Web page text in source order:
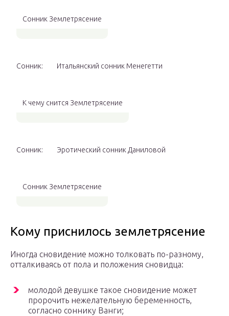
Сонник Землетрясение
Сонник: Итальянский сонник Менегетти
К чему снится Землетрясение
Сонник: Эротический сонник Даниловой
Сонник Землетрясение
Кому приснилось землетрясение
Иногда сновидение можно толковать по-разному,
отталкиваясь от пола и положения сновидца:
молодой девушке такое сновидение может
пророчить нежелательную беременность,
согласно соннику Ванги;